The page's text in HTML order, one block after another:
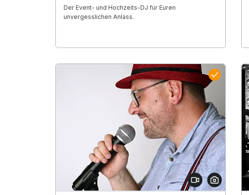
Der Event- und Hochzeits-DJ für Euren
unvergesslichen Anlass.